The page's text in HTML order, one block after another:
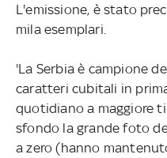
L'emissione, è stato
mila esemplari.
'La Serbia è campione
caratteri cubitali in
quotidiano a maggiore
sfondo la grande foto
a zero (hanno